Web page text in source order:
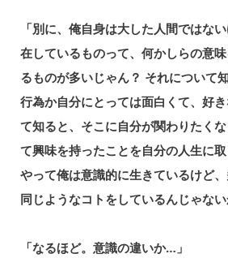
「別に、俺⾃身は大した⼈間ではな
在しているものって、何かしらの意
るものが多いじゃん？ それについて
⾏為か自分にとっては⾯白くて、好
て知ると、そこに⾃分が関わりたく
て興味を持ったことを自分の⼈生に
やって俺は意識的に⽣きているけど
同じようなコトをしているんじゃない
「なるほど。意識の違いか…」